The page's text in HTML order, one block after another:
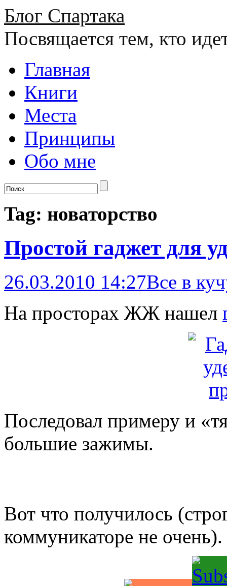
Блог Спартака
Посвящается тем, кто
Главная
Книги
Места
Принципы
Обо мне
Tag: новаторство
Простой гаджет для
26.03.2010 14:27Все в
На просторах ЖЖ нашел
Последовал примеру и
большие зажимы.
Вот что получилось
коммуникаторе не очень).